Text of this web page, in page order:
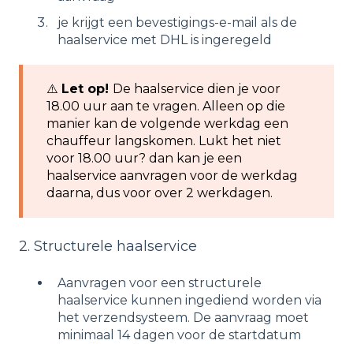
je krijgt een bevestigings-e-mail als de
haalservice met DHL is ingeregeld
⚠️ ​ Let op! De haalservice dien je voor
18.00 uur aan te vragen. Alleen op die
manier kan de volgende werkdag een
chauffeur langskomen. Lukt het niet
voor 18.00 uur? dan kan je een
haalservice aanvragen voor de werkdag
daarna, dus voor over 2 werkdagen.
2. Structurele haalservice
Aanvragen voor een structurele
haalservice kunnen ingediend worden via
het verzendsysteem. De aanvraag moet
minimaal 14 dagen voor de startdatum